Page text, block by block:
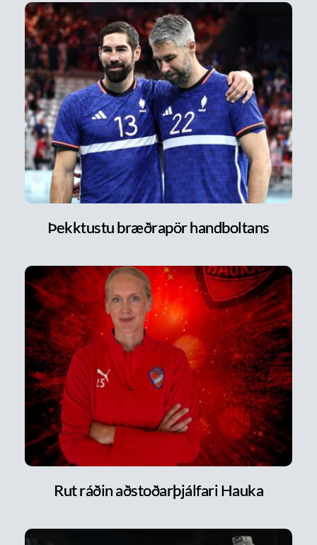
Þekktustu bræðrapör handboltans
Rut ráðin aðstoðarþjálfari Hauka